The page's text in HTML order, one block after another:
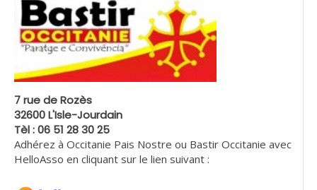
7 rue de Rozès
32600 L'Isle-Jourdain
Tèl : 06 51 28 30 25
Adhérez à Occitanie Pais Nostre ou Bastir Occitanie avec
HelloAsso en cliquant sur le lien suivant :